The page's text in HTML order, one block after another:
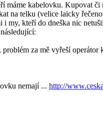
máme kabelovku. Kupovat či
na telku (velice laicky
i my, kteří do dneška nic
za mě vyřeší operátor
nemají ... http://